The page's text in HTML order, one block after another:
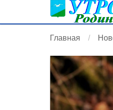
Главная